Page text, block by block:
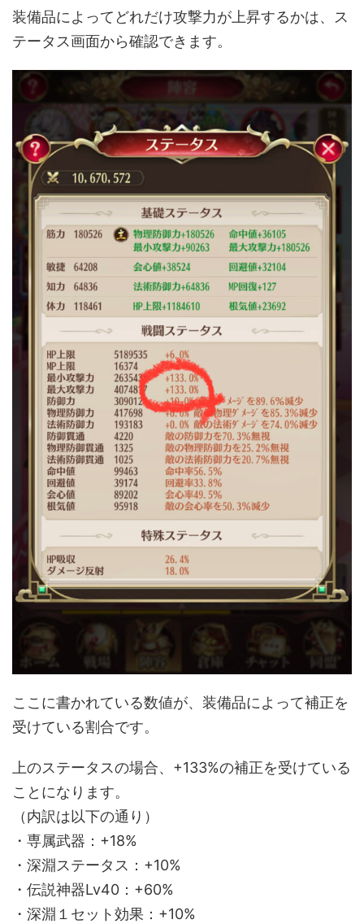
装備品によってどれだけ攻撃力が上昇するかは、ス
テータス画面から確認できます。
ここに書かれている数値が、装備品によって補正を
受けている割合です。
上のステータスの場合、+133%の補正を受けている
ことになります。
（内訳は以下の通り）
・専属武器：+18%
・深淵ステータス：+10%
・伝説神器Lv40：+60%
・深淵１セット効果：+10%